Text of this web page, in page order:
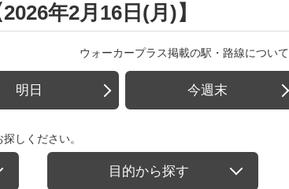
年2月16日(月)】
ウォーカープラス掲載の駅・路線について
明日 今週末
しください。
目的から探す